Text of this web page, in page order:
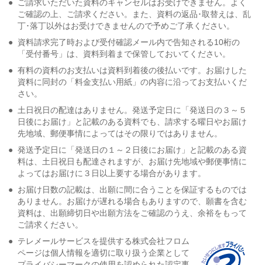
●
ご請求いただいた資料のキャンセルはお受けできません。よく
ご確認の上、ご請求ください。また、資料の返品･取替えは、乱
丁･落丁以外はお受けできませんので予めご了承ください。
● 資料請求完了時および受付確認メール内で告知される10桁の
「受付番号」は、資料到着まで保管しておいてください。
● 有料の資料のお支払いは資料到着後の後払いです。お届けした
資料に同封の「料金支払い用紙」の内容に沿ってお支払いくだ
さい。
● 土日祝日の配達はありません。発送予定日に「発送日の３～５
日後にお届け」と記載のある資料でも、請求する曜日やお届け
先地域、郵便事情によってはその限りではありません。
● 発送予定日に「発送日の１～２日後にお届け」と記載のある資
料は、土日祝日も配達されますが、お届け先地域や郵便事情に
よってはお届けに３日以上要する場合があります。
● お届け日数の記載は、出願に間に合うことを保証するものでは
ありません。お届けが遅れる場合もありますので、願書を含む
資料は、出願締切日や出願方法をご確認のうえ、余裕をもって
ご請求ください。
● テレメールサービスを提供する株式会社フロム
ページは個人情報を適切に取り扱う企業として